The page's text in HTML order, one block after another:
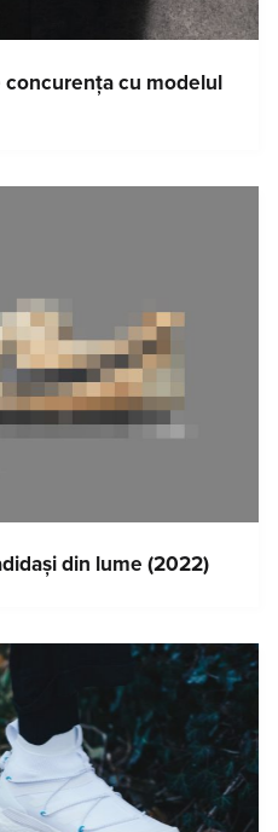
concurența cu modelul
din lume (2022)